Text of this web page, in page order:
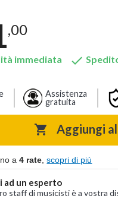
,00
immediata 
Assistenza
gratuita
 Aggiungi
a4 rate ,scopri di più
ad un esperto
staff di musicisti è a vostra